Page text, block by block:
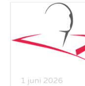
1 juni 2026